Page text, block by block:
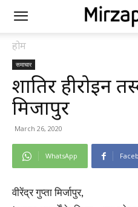
होम
समाचार
शातिर हीरोइन
मिर्जापुर
March 26, 2020
WhatsApp
वीरेंद्र गुप्ता मिर्जापुर,